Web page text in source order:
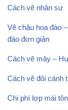
Cách vẽ nhân sư
Vẽ chậu hoa đào
đào đơn giản
Cách vẽ mây –
Cách vẽ đôi cánh
Chi phí lợp mái